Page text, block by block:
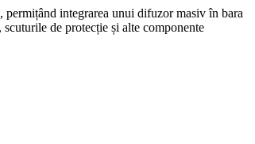
permițând integrarea unui difuzor masiv în bara
de protecție și alte componente